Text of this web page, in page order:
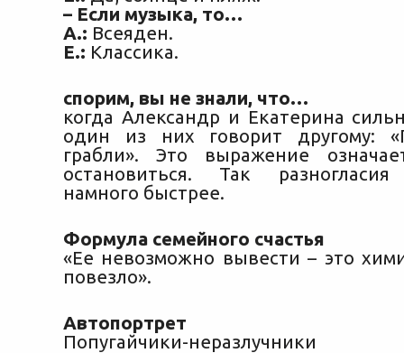
– Если музыка, то…
А.: Всеяден.
Е.: Классика.
спорим, вы не знали, что…
когда Александр и Екатерина
один из них говорит другому:
грабли». Это выражение
остановиться. Так разногласия
намного быстрее.
Формула семейного счастья
«Ее невозможно вывести – это
повезло».
Автопортрет
Попугайчики-неразлучники